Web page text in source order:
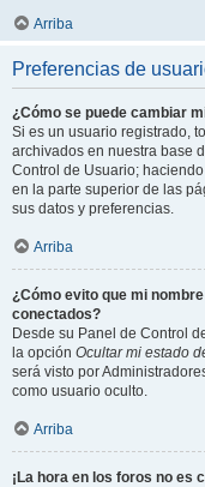
Arriba
Preferencias de
¿Cómo se puede cambiar
Si es un usuario registrado,
archivados en nuestra base
Control de Usuario;
en la parte superior de las
sus datos y preferencias.
Arriba
¿Cómo evito que mi
conectados?
Desde su Panel de Control
la opción Ocultar mi estado
será visto por
como usuario oculto.
Arriba
¡La hora en los foros no es